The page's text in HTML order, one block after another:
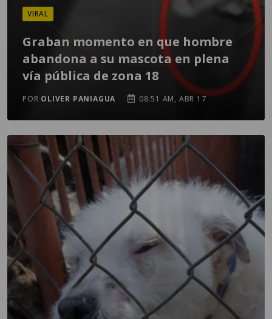
VIRAL
Graban momento en que hombre
abandona a su mascota en plena
vía pública de zona 18
POR OLIVER PANIAGUA 08:51 AM, ABR 17